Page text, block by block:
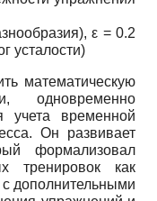
ε = 0.2
усталости)
математическую
одновременно
учета временной
Он развивает
формализовал
тренировок как
дополнительными